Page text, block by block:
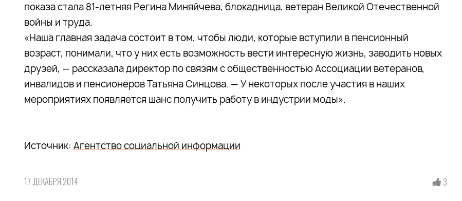
показа стала 81-летняя Регина Миняйчева, блокадница, ветеран Великой Отечественной
войны и труда.
«Наша главная задача состоит в том, чтобы люди, которые вступили в пенсионный
возраст, понимали, что у них есть возможность вести интересную жизнь, заводить новых
друзей, — рассказала директор по связям с общественностью Ассоциации ветеранов,
инвалидов и пенсионеров Татьяна Синцова. — У некоторых после участия в наших
мероприятиях появляется шанс получить работу в индустрии моды».
Источник: Агентство социальной информации
17 ДЕКАБРЯ 2014 3